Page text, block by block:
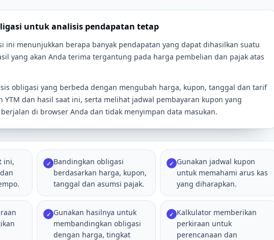
untuk analisis pendapatan tetap
ini menunjukkan berapa banyak pendapatan yang dapat dihasilkan suatu
yang akan Anda terima tergantung pada harga pembelian dan pajak atas
obligasi yang berbeda dengan mengubah harga, kupon, tanggal dan tarif
YTM dan hasil saat ini, serta melihat jadwal pembayaran kupon yang
di browser Anda dan tidak menyimpan data masukan.
ini,
✓ Bandingkan obligasi
berdasarkan harga, kupon,
tanggal dan asumsi pajak.
✓ Gunakan jadwal kupon
untuk memahami arus kas
yang diharapkan.
✓ Gunakan hasilnya untuk
membandingkan obligasi
dengan harga, tingkat
✓ Kalkulator memberikan
perkiraan untuk
perencanaan dan